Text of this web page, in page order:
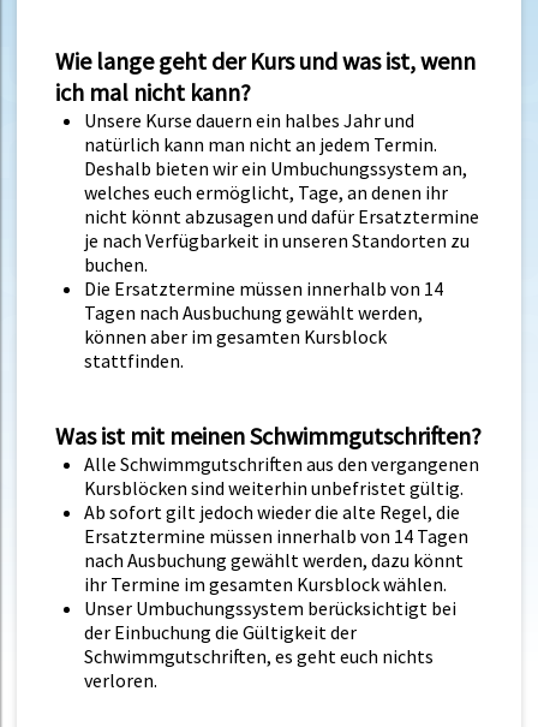
Wie lange geht der Kurs und was ist, wenn
ich mal nicht kann?
Unsere Kurse dauern ein halbes Jahr und
natürlich kann man nicht an jedem Termin.
Deshalb bieten wir ein Umbuchungssystem an,
welches euch ermöglicht, Tage, an denen ihr
nicht könnt abzusagen und dafür Ersatztermine
je nach Verfügbarkeit in unseren Standorten zu
buchen.
Die Ersatztermine müssen innerhalb von 14
Tagen nach Ausbuchung gewählt werden,
können aber im gesamten Kursblock
stattfinden.
Was ist mit meinen Schwimmgutschriften?
Alle Schwimmgutschriften aus den vergangenen
Kursblöcken sind weiterhin unbefristet gültig.
Ab sofort gilt jedoch wieder die alte Regel, die
Ersatztermine müssen innerhalb von 14 Tagen
nach Ausbuchung gewählt werden, dazu könnt
ihr Termine im gesamten Kursblock wählen.
Unser Umbuchungssystem berücksichtigt bei
der Einbuchung die Gültigkeit der
Schwimmgutschriften, es geht euch nichts
verloren.